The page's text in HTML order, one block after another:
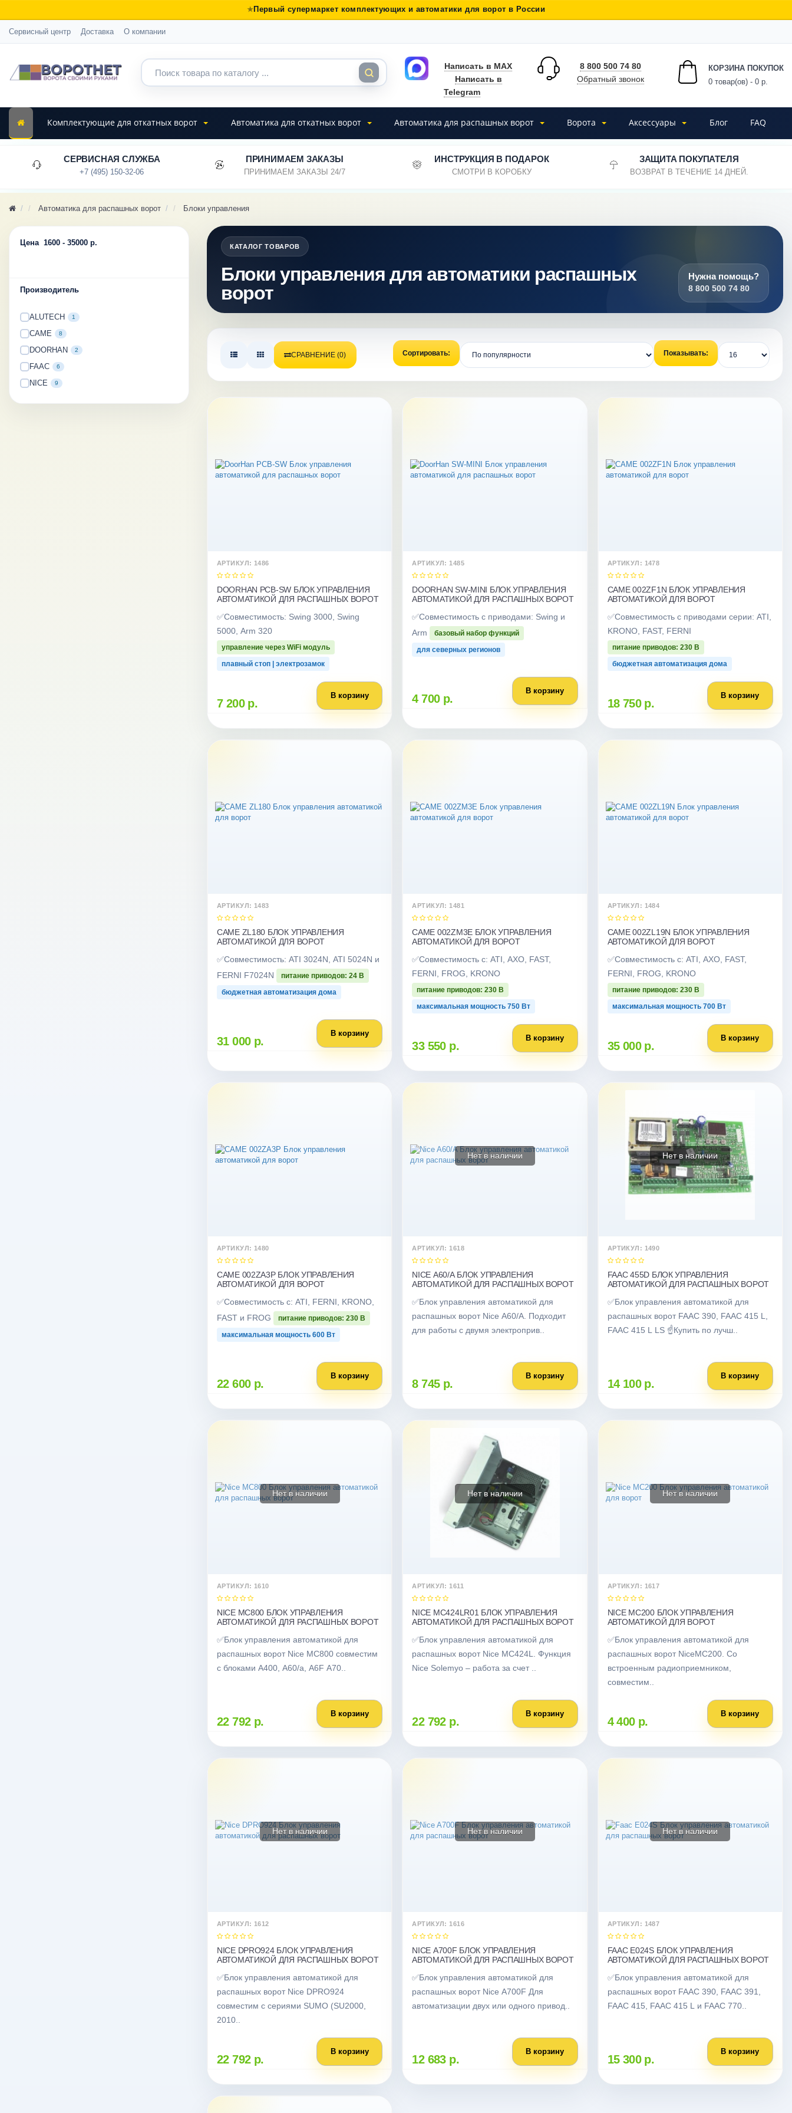
Первый супермаркет комплектующих и автоматики для ворот в России
Сервисный центр Доставка О компании
Написать в MAX
Написать в
Telegram
8 800 500 74 80
Обратный звонок
КОРЗИНА ПОКУПОК
0 товар(ов) - 0 р.
Комплектующие для откатных ворот Автоматика для откатных ворот Автоматика для распашных ворот Ворота Аксессуары Блог FAQ
СЕРВИСНАЯ СЛУЖБА
+7 (495) 150-32-06
ПРИНИМАЕМ ЗАКАЗЫ
ПРИНИМАЕМ ЗАКАЗЫ 24/7
ИНСТРУКЦИЯ В ПОДАРОК
СМОТРИ В КОРОБКУ
ЗАЩИТА ПОКУПАТЕЛЯ
ВОЗВРАТ В ТЕЧЕНИЕ 14 ДНЕЙ.
Автоматика для распашных ворот Блоки управления
Цена 1600 - 35000 р.
Производитель
ALUTECH 1
CAME 8
DOORHAN 2
FAAC 6
NICE 9
КАТАЛОГ ТОВАРОВ
Блоки управления для автоматики распашных
ворот
Нужна помощь?
8 800 500 74 80
СРАВНЕНИЕ (0) Сортировать: Показывать:
АРТИКУЛ: 1486
DOORHAN PCB-SW БЛОК УПРАВЛЕНИЯ
АВТОМАТИКОЙ ДЛЯ РАСПАШНЫХ ВОРОТ
✅Совместимость: Swing 3000, Swing
5000, Arm 320
управление через WiFi модуль
плавный стоп | электрозамок
7 200 р.
В корзину
АРТИКУЛ: 1485
DOORHAN SW-MINІ БЛОК УПРАВЛЕНИЯ
АВТОМАТИКОЙ ДЛЯ РАСПАШНЫХ ВОРОТ
✅Совместимость c приводами: Swing и
Arm
базовый набор функций
для северных регионов
4 700 р.
В корзину
АРТИКУЛ: 1478
CAME 002ZF1N БЛОК УПРАВЛЕНИЯ
АВТОМАТИКОЙ ДЛЯ ВОРОТ
✅Совместимость с приводами серии: ATI,
KRONO, FAST, FERNI
питание приводов: 230 В
бюджетная автоматизация дома
18 750 р.
В корзину
АРТИКУЛ: 1483
CAME ZL180 БЛОК УПРАВЛЕНИЯ
АВТОМАТИКОЙ ДЛЯ ВОРОТ
✅Совместимость: ATI 3024N, ATI 5024N и
FERNI F7024N
питание приводов: 24 В
бюджетная автоматизация дома
31 000 р.
В корзину
АРТИКУЛ: 1481
CAME 002ZM3E БЛОК УПРАВЛЕНИЯ
АВТОМАТИКОЙ ДЛЯ ВОРОТ
✅Совместимость с: ATI, AXO, FAST,
FERNI, FROG, KRONO
питание приводов: 230 В
максимальная мощность 750 Bт
33 550 р.
В корзину
АРТИКУЛ: 1484
CAME 002ZL19N БЛОК УПРАВЛЕНИЯ
АВТОМАТИКОЙ ДЛЯ ВОРОТ
✅Совместимость с: ATI, AXO, FAST,
FERNI, FROG, KRONO
питание приводов: 230 В
максимальная мощность 700 Bт
35 000 р.
В корзину
АРТИКУЛ: 1480
CAME 002ZA3P БЛОК УПРАВЛЕНИЯ
АВТОМАТИКОЙ ДЛЯ ВОРОТ
✅Совместимость с: ATI, FERNI, KRONO,
FAST и FROG
питание приводов: 230 В
максимальная мощность 600 Bт
22 600 р.
В корзину
Нет в наличии
АРТИКУЛ: 1618
NICE A60/A БЛОК УПРАВЛЕНИЯ
АВТОМАТИКОЙ ДЛЯ РАСПАШНЫХ ВОРОТ
✅Блок управления автоматикой для
распашных ворот Nice A60/A. Подходит
для работы с двумя электроприв..
8 745 р.
В корзину
Нет в наличии
АРТИКУЛ: 1490
FAAC 455D БЛОК УПРАВЛЕНИЯ
АВТОМАТИКОЙ ДЛЯ РАСПАШНЫХ ВОРОТ
✅Блок управления автоматикой для
распашных ворот FAAC 390, FAAC 415 L,
FAAC 415 L LS ☝Купить по лучш..
14 100 р.
В корзину
Нет в наличии
АРТИКУЛ: 1610
NICE MC800 БЛОК УПРАВЛЕНИЯ
АВТОМАТИКОЙ ДЛЯ РАСПАШНЫХ ВОРОТ
✅Блок управления автоматикой для
распашных ворот Nice MC800 совместим
с блоками А400, А60/а, А6F А70..
22 792 р.
В корзину
Нет в наличии
АРТИКУЛ: 1611
NICE MC424LR01 БЛОК УПРАВЛЕНИЯ
АВТОМАТИКОЙ ДЛЯ РАСПАШНЫХ ВОРОТ
✅Блок управления автоматикой для
распашных ворот Nice MC424L. Функция
Nice Solemyo – работа за счет ..
22 792 р.
В корзину
Нет в наличии
АРТИКУЛ: 1617
NICE MC200 БЛОК УПРАВЛЕНИЯ
АВТОМАТИКОЙ ДЛЯ ВОРОТ
✅Блок управления автоматикой для
распашных ворот NiceMC200. Со
встроенным радиоприемником,
совместим..
4 400 р.
В корзину
Нет в наличии
АРТИКУЛ: 1612
NICE DPRO924 БЛОК УПРАВЛЕНИЯ
АВТОМАТИКОЙ ДЛЯ РАСПАШНЫХ ВОРОТ
✅Блок управления автоматикой для
распашных ворот Nice DPRO924
совместим с сериями SUMO (SU2000,
2010..
22 792 р.
В корзину
Нет в наличии
АРТИКУЛ: 1616
NICE A700F БЛОК УПРАВЛЕНИЯ
АВТОМАТИКОЙ ДЛЯ РАСПАШНЫХ ВОРОТ
✅Блок управления автоматикой для
распашных ворот Nice A700F Для
автоматизации двух или одного привод..
12 683 р.
В корзину
Нет в наличии
АРТИКУЛ: 1487
FAAC E024S БЛОК УПРАВЛЕНИЯ
АВТОМАТИКОЙ ДЛЯ РАСПАШНЫХ ВОРОТ
✅Блок управления автоматикой для
распашных ворот FAAC 390, FAAC 391,
FAAC 415, FAAC 415 L и FAAC 770..
15 300 р.
В корзину